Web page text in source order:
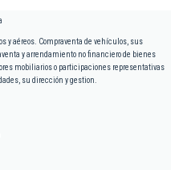
y aéreos. Compraventa de vehículos, sus
y arrendamiento no financiero de bienes
mobiliarios o participaciones representativas
su dirección y gestion.